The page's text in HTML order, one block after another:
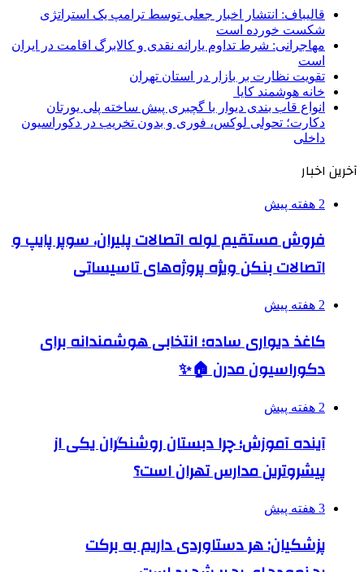
قالیباف: انتشار اخبار جعلی توسط ترامپ یک استراتژی
شکست خورده است
مهاجرانی: شرط تداوم یارانه نقدی و کالابرگ اقامت در ایران
است
تقویت نظارت بر بازار در استان تهران
خانه هوشمند کایا
انواع قاب بندی دیوار با گچبری پیش ساخته پلی یورتان
دکارت؛ تحولی لوکس، فوری و بدون تخریب در دکوراسیون
داخلی
آخرین اخبار
2 هفته پیش
فروش مستقیم لوله اتصالات پلیران، سوپر پایپ و
اتصالات بنکن ویژه پروژه‌های تاسیساتی
2 هفته پیش
کاغذ دیواری ساده؛ انتخابی هوشمندانه برای
دکوراسیون مدرن 🏠✨
2 هفته پیش
آینده آموزش؛ چرا دبستان روشنگران یکی از
پیشروترین مدارس تهران است؟
3 هفته پیش
پزشکیان: هر دستاوردی داریم به برکت